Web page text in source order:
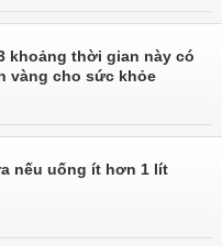
khoảng thời gian này có
vàng cho sức khỏe
nếu uống ít hơn 1 lít